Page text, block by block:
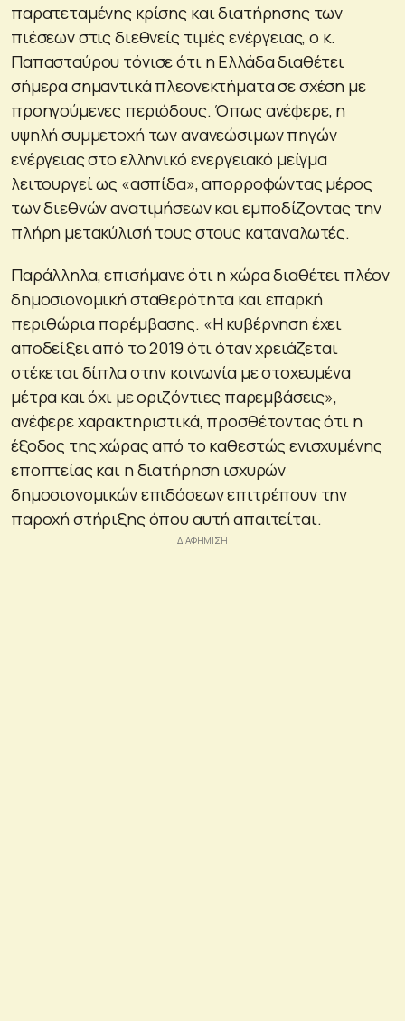
παρατεταμένης κρίσης και διατήρησης των
πιέσεων στις διεθνείς τιμές ενέργειας, ο κ.
Παπασταύρου τόνισε ότι η Ελλάδα διαθέτει
σήμερα σημαντικά πλεονεκτήματα σε σχέση με
προηγούμενες περιόδους. Όπως ανέφερε, η
υψηλή συμμετοχή των ανανεώσιμων πηγών
ενέργειας στο ελληνικό ενεργειακό μείγμα
λειτουργεί ως «ασπίδα», απορροφώντας μέρος
των διεθνών ανατιμήσεων και εμποδίζοντας την
πλήρη μετακύλισή τους στους καταναλωτές.
Παράλληλα, επισήμανε ότι η χώρα διαθέτει πλέον
δημοσιονομική σταθερότητα και επαρκή
περιθώρια παρέμβασης. «Η κυβέρνηση έχει
αποδείξει από το 2019 ότι όταν χρειάζεται
στέκεται δίπλα στην κοινωνία με στοχευμένα
μέτρα και όχι με οριζόντιες παρεμβάσεις»,
ανέφερε χαρακτηριστικά, προσθέτοντας ότι η
έξοδος της χώρας από το καθεστώς ενισχυμένης
εποπτείας και η διατήρηση ισχυρών
δημοσιονομικών επιδόσεων επιτρέπουν την
παροχή στήριξης όπου αυτή απαιτείται.